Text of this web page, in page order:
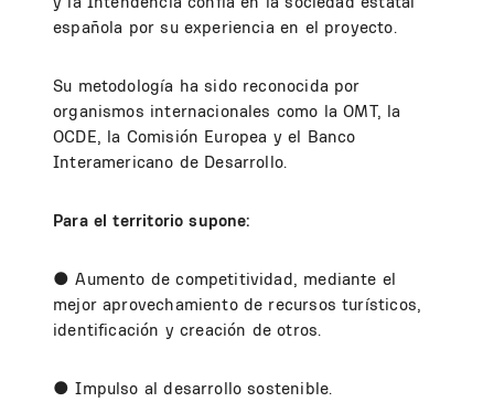
española por su experiencia en el proyecto.
Su metodología ha sido reconocida por
organismos internacionales como la OMT, la
OCDE, la Comisión Europea y el Banco
Interamericano de Desarrollo.
Para el territorio supone:
● Aumento de competitividad, mediante el
mejor aprovechamiento de recursos turísticos,
identificación y creación de otros.
● Impulso al desarrollo sostenible.